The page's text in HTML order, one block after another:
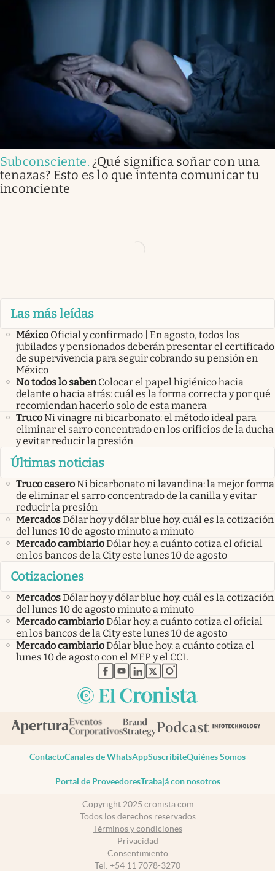
Subconsciente. ¿Qué significa soñar con una
tenazas? Esto es lo que intenta comunicar tu
inconciente
Las más leídas
México Oficial y confirmado | En agosto, todos los
jubilados y pensionados deberán presentar el certificado
de supervivencia para seguir cobrando su pensión en
México
No todos lo saben Colocar el papel higiénico hacia
delante o hacia atrás: cuál es la forma correcta y por qué
recomiendan hacerlo solo de esta manera
TrucoNi vinagre ni bicarbonato: el método ideal para
eliminar el sarro concentrado en los orificios de la ducha
y evitar reducir la presión
Últimas noticias
Truco caseroNi bicarbonato ni lavandina: la mejor forma
de eliminar el sarro concentrado de la canilla y evitar
reducir la presión
MercadosDólar hoy y dólar blue hoy: cuál es la cotización
del lunes 10 de agosto minuto a minuto
Mercado cambiarioDólar hoy: a cuánto cotiza el oficial
en los bancos de la City este lunes 10 de agosto
Cotizaciones
MercadosDólar hoy y dólar blue hoy: cuál es la cotización
del lunes 10 de agosto minuto a minuto
Mercado cambiarioDólar hoy: a cuánto cotiza el oficial
en los bancos de la City este lunes 10 de agosto
Mercado cambiarioDólar blue hoy: a cuánto cotiza el
lunes 10 de agosto con el MEP y el CCL
abre en nueva pestaña
abre en nueva pestaña
abre en nueva pestaña
abre en nueva pestaña
abre en nueva pestaña
ContactoCanales de WhatsAppSuscribiteQuiénes Somos
Portal de ProveedoresTrabajá con nosotros
Copyright 2025 cronista.com
Todos los derechos reservados
Términos y condiciones
Privacidad
Consentimiento
Tel: +54 11 7078-3270